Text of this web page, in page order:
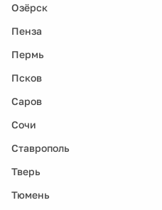
Озёрск
Пенза
Пермь
Псков
Саров
Сочи
Ставрополь
Тверь
Тюмень